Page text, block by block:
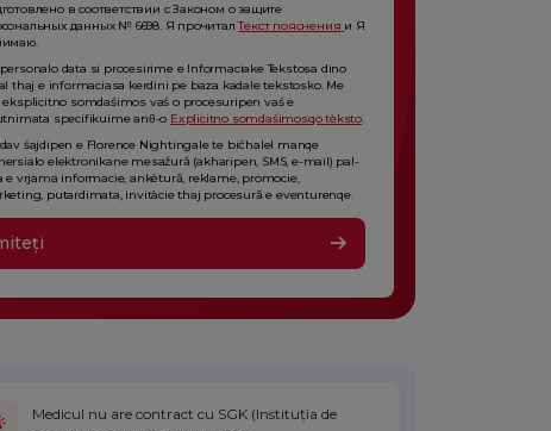
в соответствии с Законом о защите
данных № 6698. Я прочиталТекст пояснения и Я
data si procesirime e Informaciake Tekstosa dino
thaj e informaciasa kerdini pe baza kadale tekstosko. Me
eksplicitno somdaśimos vaś o procesuripen vaś e
specifikuime anθ-o Explicitno somdaśimosqo tèksto.
śajdipen e Florence Nightingale te bićhalel manqe
elektronikane mesaźură (akharipen, SMS, e-mail) pal-
e vrjama informacie, ankètură, reklame, promocie,
putardimata, invitàcie thaj procesură e eventurenqe.
Medicul nu are contract cu SGK (Instituția de